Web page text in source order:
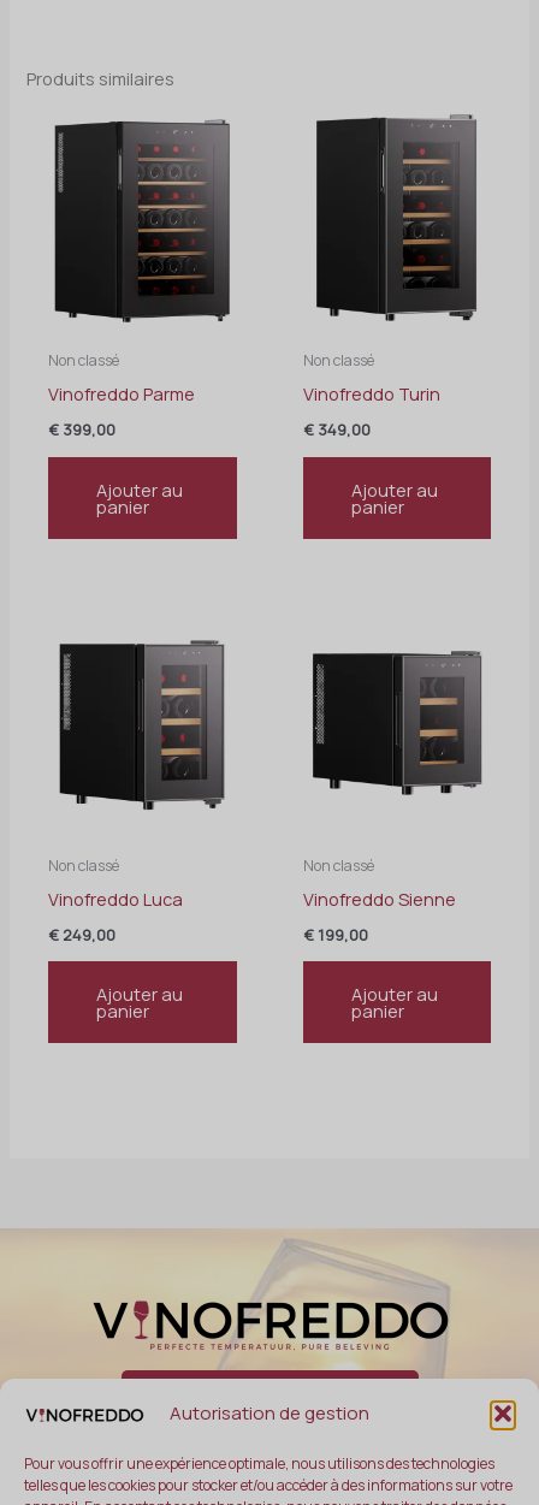
Autorisation de gestion
Pour vous offrir une expérience optimale, nous utilisons des technologies
telles que les cookies pour stocker et/ou accéder à des informations sur votre
Produits similaires
Non classé
Vinofreddo Parme
€399,00
Ajouter au
panier
Non classé
Vinofreddo Turin
€349,00
Ajouter au
panier
Non classé
Vinofreddo Luca
€249,00
Ajouter au
panier
Non classé
Vinofreddo Sienne
€199,00
Ajouter au
panier
A propos de nous